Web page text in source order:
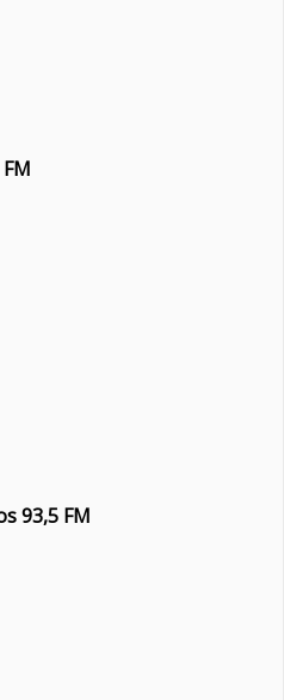
93,5 FM